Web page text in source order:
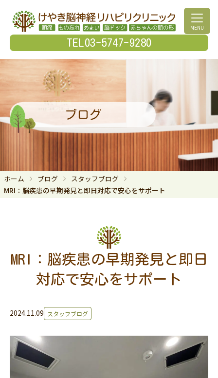
TEL03-5747-9280
MENU
ブログ
ホーム ブログ
スタッフブログ
MRI：脳疾患の早期発見と即日対応で安心をサポート
MRI：脳疾患の早期発見と即日
対応で安心をサポート
2024.11.09 スタッフブログ